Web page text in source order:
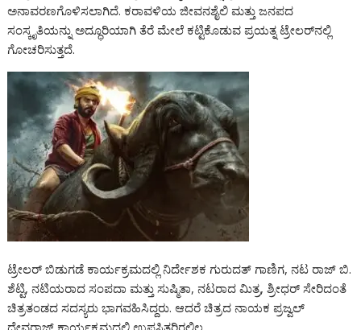
ಅನಾವರಣಗೊಳಿಸಲಾಗಿದೆ. ಕರಾವಳಿಯ ಜೀವನಶೈಲಿ ಮತ್ತು ಜನಪದ
ಸಂಸ್ಕೃತಿಯನ್ನು ಅದ್ಧೂರಿಯಾಗಿ ತೆರೆ ಮೇಲೆ ಕಟ್ಟಿಕೊಡುವ ಪ್ರಯತ್ನ ಟ್ರೇಲರ್‌ನಲ್ಲಿ
ಗೋಚರಿಸುತ್ತದೆ.
ಟ್ರೇಲರ್ ಬಿಡುಗಡೆ ಕಾರ್ಯಕ್ರಮದಲ್ಲಿ ನಿರ್ದೇಶಕ ಗುರುದತ್ ಗಾಣಿಗ, ನಟ ರಾಜ್ ಬಿ.
ಶೆಟ್ಟಿ, ನಟಿಯರಾದ ಸಂಪದಾ ಮತ್ತು ಸುಷ್ಮಿತಾ, ನಟರಾದ ಮಿತ್ರ, ಶ್ರೀಧರ್ ಸೇರಿದಂತೆ
ಚಿತ್ರತಂಡದ ಸದಸ್ಯರು ಭಾಗವಹಿಸಿದ್ದರು. ಆದರೆ ಚಿತ್ರದ ನಾಯಕ ಪ್ರಜ್ವಲ್
ದೇವರಾಜ್ ಕಾರ್ಯಕ್ರಮದಲ್ಲಿ ಉಪಸ್ಥಿತರಿರಲಿಲ್ಲ.